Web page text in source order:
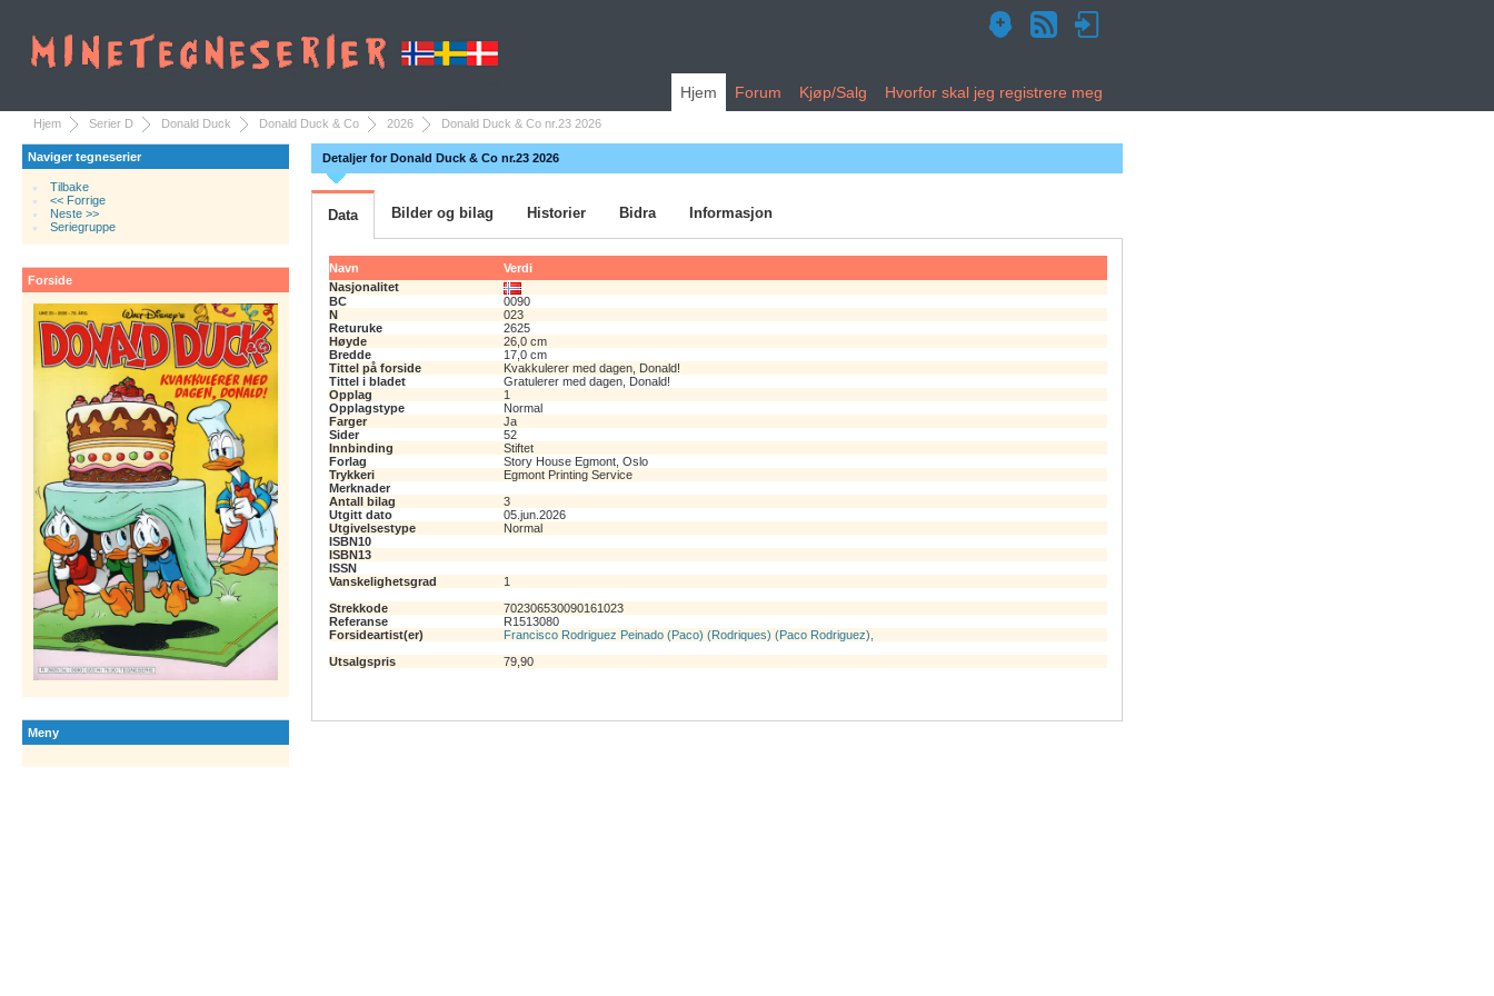
Hjem Forum Kjøp/Salg Hvorfor skal jeg registrere meg
Hjem Serier D Donald Duck Donald Duck & Co 2026 Donald Duck & Co nr.23 2026
Naviger tegneserier
Tilbake
<< Forrige
Neste >>
Seriegruppe
Forside
Meny
Detaljer for Donald Duck & Co nr.23 2026
Data Bilder og bilag Historier Bidra Informasjon
Navn
Verdi
Nasjonalitet
BC
0090
N
023
Returuke
2625
Høyde
26,0 cm
Bredde
17,0 cm
Tittel på forside
Kvakkulerer med dagen, Donald!
Tittel i bladet
Gratulerer med dagen, Donald!
Opplag
1
Opplagstype
Normal
Farger
Ja
Sider
52
Innbinding
Stiftet
Forlag
Story House Egmont, Oslo
Trykkeri
Egmont Printing Service
Merknader
Antall bilag
3
Utgitt dato
05.jun.2026
Utgivelsestype
Normal
ISBN10
ISBN13
ISSN
Vanskelighetsgrad
1
Strekkode
702306530090161023
Referanse
R1513080
Forsideartist(er)
Francisco Rodriguez Peinado (Paco) (Rodriques) (Paco Rodriguez),
Utsalgspris
79,90